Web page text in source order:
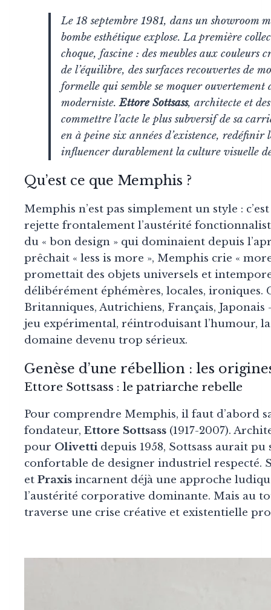
Le 18 septembre 1981, dans un showroom
bombe esthétique explose. La première
choque, fascine : des meubles aux couleurs
de l’équilibre, des surfaces recouvertes de
formelle qui semble se moquer
moderniste.Ettore Sottsass, architecte et
commettre l’acte le plus subversif de sa
en à peine six années d’existence,
influencer durablement la culture visuelle
Qu’est ce que Memphis ?
Memphis n’est pas simplement un style :
rejette frontalement l’austérité
du « bon design » qui dominaient depuis
prêchait « less is more », Memphis crie «
promettait des objets universels et
délibérément éphémères, locales,
Britanniques, Autrichiens, Français,
jeu expérimental, réintroduisant l’humour,
domaine devenu trop sérieux.
Genèse d’une rébellion : les
Ettore Sottsass : le patriarche rebelle
Pour comprendre Memphis, il faut d’abord
fondateur, Ettore Sottsass (1917-2007).
pour Olivettidepuis 1958, Sottsass aurait
confortable de designer industriel respecté.
et Praxis incarnent déjà une approche
l’austérité corporative dominante. Mais au
traverse une crise créative et existentielle